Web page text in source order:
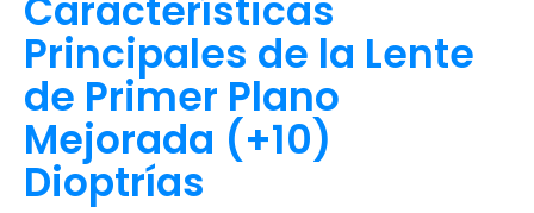
Características
Principales de la Lente
de Primer Plano
Mejorada (+10)
Dioptrías